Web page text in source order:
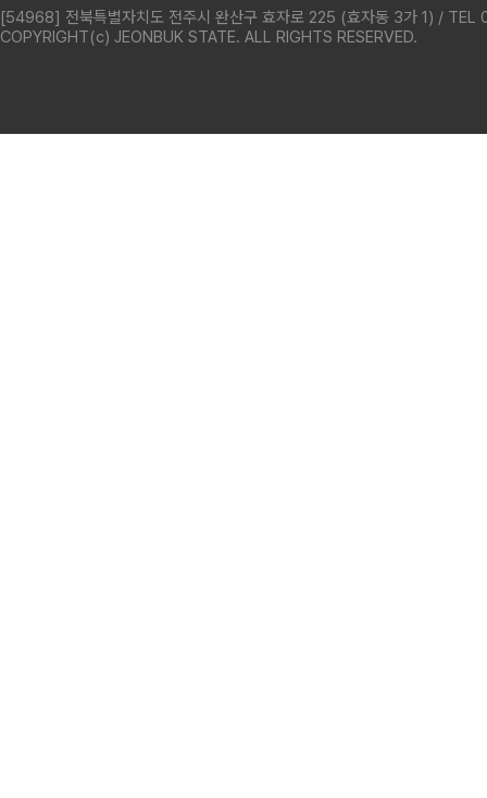
[54968] 전북특별자치도 전주시 완산구 효자로 225 (효자동 3가 1) /
COPYRIGHT(c) JEONBUK STATE. ALL RIGHTS RESERVED.